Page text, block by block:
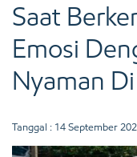
Saat
Emosi
Nyaman
Tanggal : 14 September